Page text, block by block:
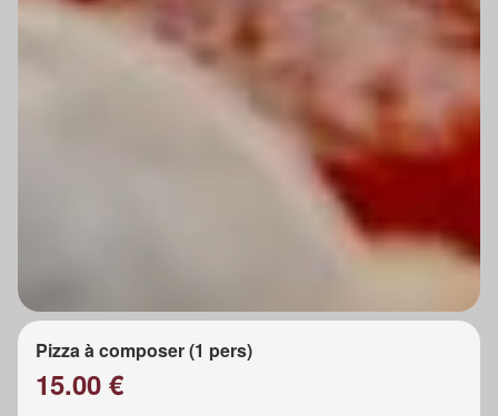
Pizza à composer (1 pers)
15.00 €